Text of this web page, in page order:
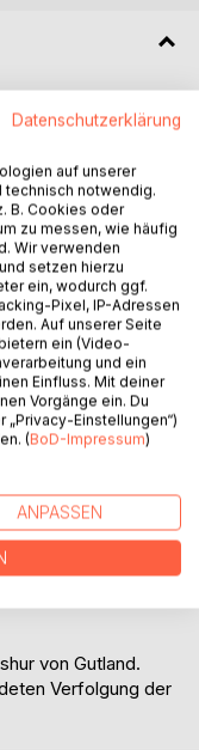
den Weg in
der Preis, den
altüberliefertes
Jahre
Enkelin
eigenen Schule
zu seinen
steht Ta-Laon in
sie nicht nur
zu Öl in Ta-Laons
für alle
von Gutland.
Verfolgung der
Datenschutzerklärung
auf unserer
technisch notwendig.
B. Cookies oder
zu messen, wie häufig
Wir verwenden
setzen hierzu
ein, wodurch ggf.
Pixel, IP-Adressen
Auf unserer Seite
ein (Video-
und ein
Einfluss. Mit deiner
Vorgänge ein. Du
„Privacy-Einstellungen“)
(BoD-Impressum)
ANPASSEN